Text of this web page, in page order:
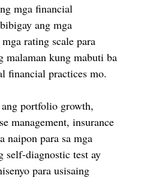
mga financial
ang mga
rating scale para
malaman kung mabuti ba
financial practices mo.
portfolio growth,
management, insurance
naipon para sa mga
self-diagnostic test ay
para usisaing